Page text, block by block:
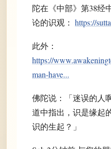
陀在《中部》第38经
论的识观： https://
此外：
https://
man-have...
佛陀说：「迷误的人
道中指出，识是缘起
识的生起？」